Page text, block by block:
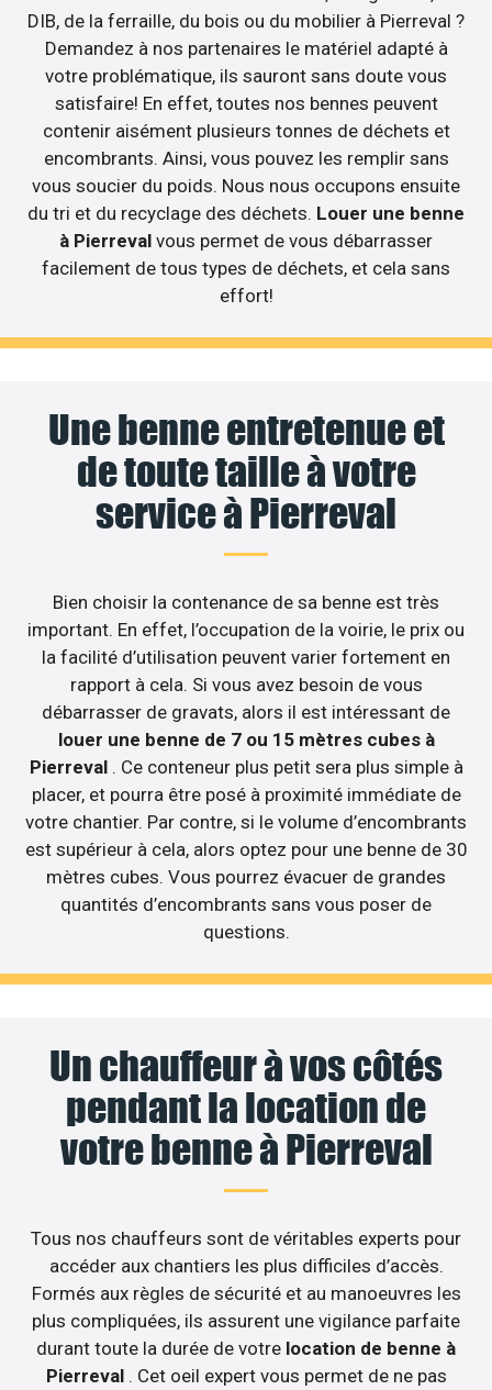
DIB, de la ferraille, du bois ou du mobilier à Pierreval ?
Demandez à nos partenaires le matériel adapté à
votre problématique, ils sauront sans doute vous
satisfaire! En effet, toutes nos bennes peuvent
contenir aisément plusieurs tonnes de déchets et
encombrants. Ainsi, vous pouvez les remplir sans
vous soucier du poids. Nous nous occupons ensuite
du tri et du recyclage des déchets. Louer une benne
à Pierreval vous permet de vous débarrasser
facilement de tous types de déchets, et cela sans
effort!
Une benne entretenue et
de toute taille à votre
service à Pierreval
Bien choisir la contenance de sa benne est très
important. En effet, l’occupation de la voirie, le prix ou
la facilité d’utilisation peuvent varier fortement en
rapport à cela. Si vous avez besoin de vous
débarrasser de gravats, alors il est intéressant de
louer une benne de 7 ou 15 mètres cubes à
Pierreval . Ce conteneur plus petit sera plus simple à
placer, et pourra être posé à proximité immédiate de
votre chantier. Par contre, si le volume d’encombrants
est supérieur à cela, alors optez pour une benne de 30
mètres cubes. Vous pourrez évacuer de grandes
quantités d’encombrants sans vous poser de
questions.
Un chauffeur à vos côtés
pendant la location de
votre benne à Pierreval
Tous nos chauffeurs sont de véritables experts pour
accéder aux chantiers les plus difficiles d’accès.
Formés aux règles de sécurité et au manoeuvres les
plus compliquées, ils assurent une vigilance parfaite
durant toute la durée de votre location de benne à
Pierreval . Cet oeil expert vous permet de ne pas